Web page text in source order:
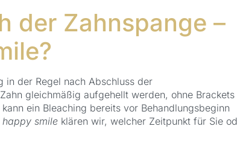
der Zahnspange –
in der Regel nach Abschluss der
gleichmäßig aufgehellt werden, ohne Brackets
ein Bleaching bereits vor Behandlungsbeginn
happy smile klären wir, welcher Zeitpunkt für Sie